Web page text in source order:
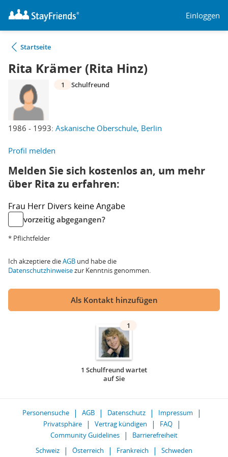
Einloggen
Startseite
Rita Krämer (Rita Hinz)
1986 - 1993: Askanische Oberschule, Berlin
1 Schulfreund
Profil melden
Melden Sie sich kostenlos an, um mehr
über Rita zu erfahren:
Frau Herr Divers keine Angabe
vorzeitig abgegangen?
* Pflichtfelder
Ich akzeptiere dieAGB und habe die
Datenschutzhinweisezur Kenntnis genommen.
Als Kontakt hinzufügen
1
1 Schulfreund wartet
auf Sie
Personensuche AGB Datenschutz
Impressum
Privatsphäre
Vertrag kündigen
FAQ
Community Guidelines
Barrierefreiheit
Schweiz
Österreich Frankreich Schweden